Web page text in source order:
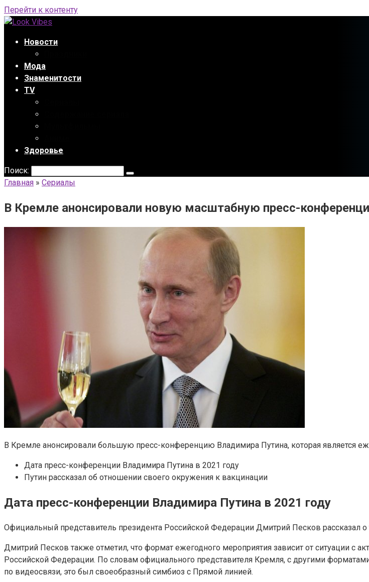
Перейти к контенту
Новости
Мода
Знаменитости
TV
Здоровье
Поиск:
Главная » Сериалы
В Кремле анонсировали новую масштабную пресс-
В Кремле анонсировали большую пресс-конференцию Владимира Путина, которая является
Дата пресс-конференции Владимира Путина в 2021 году
Путин рассказал об отношении своего окружения к вакцинации
Дата пресс-конференции Владимира Путина в 2021 году
Официальный представитель президента Российской Федерации Дмитрий Песков рассказал
Дмитрий Песков также отметил, что формат ежегодного мероприятия зависит от ситуации с
Российской Федерации. По словам официального представителя Кремля, с другими
по видеосвязи, это был своеобразный симбиоз с Прямой линией.